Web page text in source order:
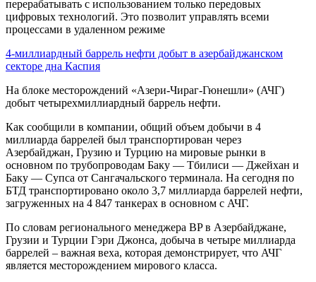
перерабатывать с использованием только передовых
цифровых технологий. Это позволит управлять всеми
процессами в удаленном режиме
4-миллиардный баррель нефти добыт в азербайджанском
секторе дна Каспия
На блоке месторождений «Азери-Чираг-Гюнешли» (АЧГ)
добыт четырехмиллиардный баррель нефти.
Как сообщили в компании, общий объем добычи в 4
миллиарда баррелей был транспортирован через
Азербайджан, Грузию и Турцию на мировые рынки в
основном по трубопроводам Баку — Тбилиси — Джейхан и
Баку — Супса от Сангачальского терминала. На сегодня по
БТД транспортировано около 3,7 миллиарда баррелей нефти,
загруженных на 4 847 танкерах в основном с АЧГ.
По словам регионального менеджера BP в Азербайджане,
Грузии и Турции Гэри Джонса, добыча в четыре миллиарда
баррелей – важная веха, которая демонстрирует, что АЧГ
является месторождением мирового класса.